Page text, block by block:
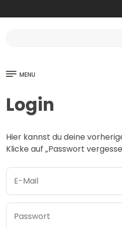
MENU
Login
Hier kannst du deine
Klicke auf „Passwort